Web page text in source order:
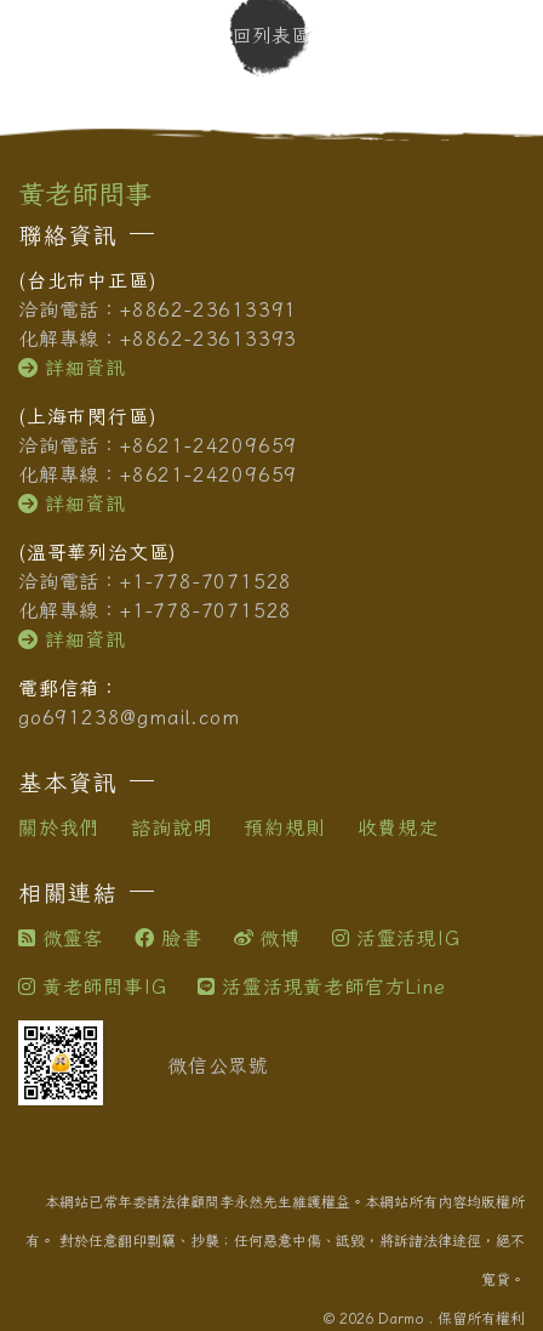
回列表區
黃老師問事
聯絡資訊
(台北市中正區)
洽詢電話：+8862-23613391
化解專線：+8862-23613393
詳細資訊
(上海市閔行區)
洽詢電話：+8621-24209659
化解專線：+8621-24209659
詳細資訊
(溫哥華列治文區)
洽詢電話：+1-778-7071528
化解專線：+1-778-7071528
詳細資訊
電郵信箱：
go691238@gmail.com
基本資訊
關於我們 諮詢說明 預約規則 收費規定
相關連結
微靈客 臉書 微博
活靈活現IG
黃老師問事IG
活靈活現黃老師官方Line
微信公眾號
本網站已常年委請法律顧問李永然先生維護權益。本網站所有內容均版權所
有。 對於任意翻印剽竊、抄襲；任何惡意中傷、詆毀，將訴諸法律途徑，絕不
寬貸。
© 2026 Darmo . 保留所有權利